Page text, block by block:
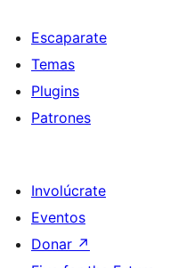
Escaparate
Temas
Plugins
Patrones
Involúcrate
Eventos
Donar ↗